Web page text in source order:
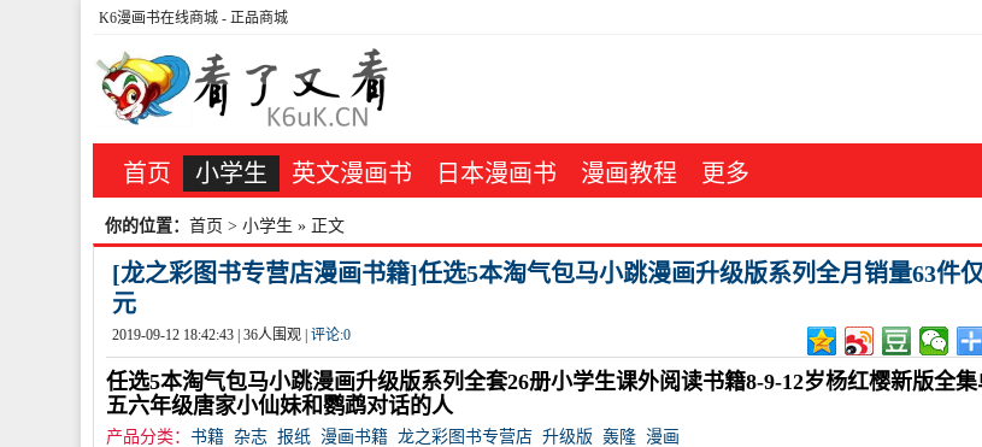
K6漫画书在线商城 - 正品商城
首页 小学生 英文漫画书 日本漫画书 漫画教程 更多
你的位置： 首页 > 小学生 » 正文
[龙之彩图书专营店漫画书籍]任选5本淘气包马小跳漫画升级版系列全月销量63件
元
2019-09-12 18:42:43 | 36人围观 | 评论:0
任选5本淘气包马小跳漫画升级版系列全套26册小学生课外阅读书籍8-9-12岁杨红樱新版全集
五六年级唐家小仙妹和鹦鹉对话的人
产品分类： 书籍 杂志 报纸 漫画书籍 龙之彩图书专营店 升级版 轰隆 漫画